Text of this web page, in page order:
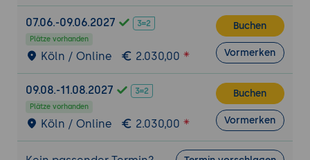
Verantwortlichkeiten bei Zeichnungen
Einsatz von KI nur als Hilfsmittel -
Fachverantwortung bleibt beim Anwender
Übung:
Zeichnung eines einfachen Grundrisses (z.
B. Einzimmerwohnung) mit einem CAD-
Tool unter Nutzung von KI-Funktionen:
Raumaufteilung, Maßkette, Plankopf und
07.06.-09.06.2027
Plätze vorhanden
Köln / Online 2.030,00
Buchen
Vormerken
09.08.-11.08.2027
Plätze vorhanden
Köln / Online 2.030,00
Buchen
Vormerken